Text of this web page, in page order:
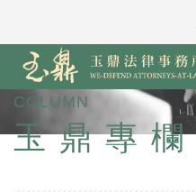
COLUMN
玉鼎專欄